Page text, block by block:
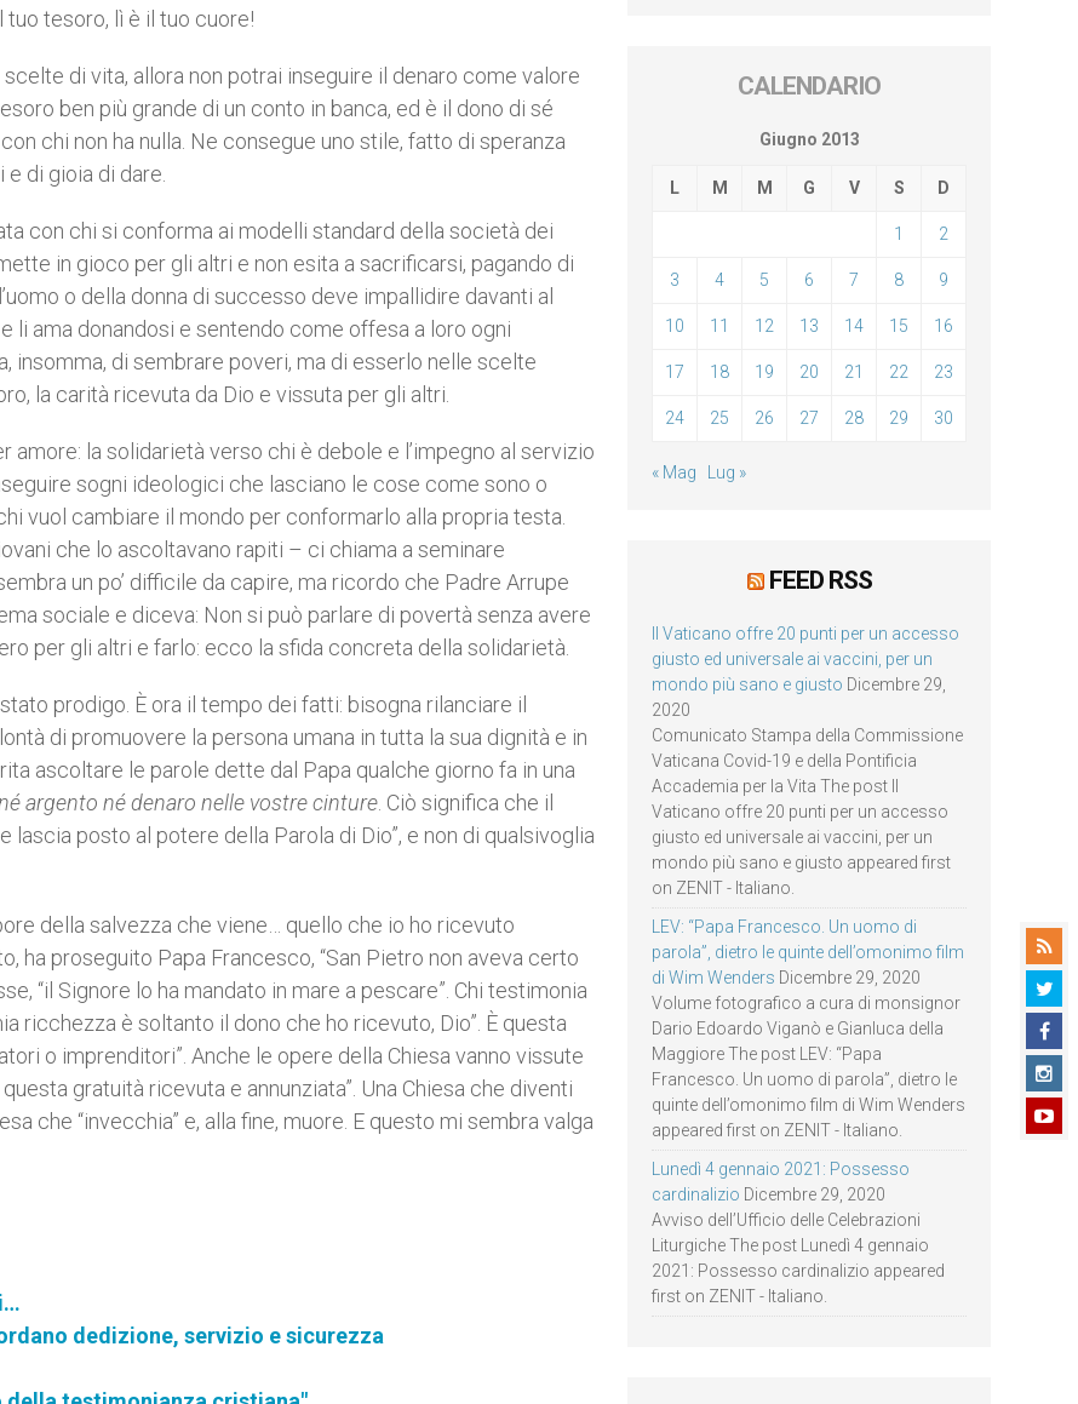
tuo tesoro, lì è il tuo cuore!
di vita, allora non potrai inseguire il denaro come valore
ben più grande di un conto in banca, ed è il dono di sé
chi non ha nulla. Ne consegue uno stile, fatto di speranza
di gioia di dare.
con chi si conforma ai modelli standard della società dei
in gioco per gli altri e non esita a sacrificarsi, pagando di
o della donna di successo deve impallidire davanti al
li ama donandosi e sentendo come offesa a loro ogni
insomma, di sembrare poveri, ma di esserlo nelle scelte
la carità ricevuta da Dio e vissuta per gli altri.
amore: la solidarietà verso chi è debole e l’impegno al servizio
sogni ideologici che lasciano le cose come sono o
vuol cambiare il mondo per conformarlo alla propria testa.
che lo ascoltavano rapiti – ci chiama a seminare
un po’ difficile da capire, ma ricordo che Padre Arrupe
sociale e diceva: Non si può parlare di povertà senza avere
per gli altri e farlo: ecco la sfida concreta della solidarietà.
prodigo. È ora il tempo dei fatti: bisogna rilanciare il
di promuovere la persona umana in tutta la sua dignità e in
ascoltare le parole dette dal Papa qualche giorno fa in una
argento né denaro nelle vostre cinture . Ciò significa che il
posto al potere della Parola di Dio”, e non di qualsivoglia
della salvezza che viene… quello che io ho ricevuto
ha proseguito Papa Francesco, “San Pietro non aveva certo
“il Signore lo ha mandato in mare a pescare”. Chi testimonia
ricchezza è soltanto il dono che ho ricevuto, Dio”. È questa
o imprenditori”. Anche le opere della Chiesa vanno vissute
gratuità ricevuta e annunziata”. Una Chiesa che diventi
che “invecchia” e, alla fine, muore. E questo mi sembra valga
dedizione, servizio e sicurezza
CALENDARIO
Giugno 2013
L M M G V S D
1 2
3 4 5 6 7 8 9
10 11 12 13 14 15 16
17 18 19 20 21 22 23
24 25 26 27 28 29 30
« Mag Lug »
FEED RSS
Il Vaticano offre 20 punti per un accesso
giusto ed universale ai vaccini, per un
mondo più sano e giusto Dicembre 29,
2020
Comunicato Stampa della Commissione
Vaticana Covid-19 e della Pontificia
Accademia per la Vita The post Il
Vaticano offre 20 punti per un accesso
giusto ed universale ai vaccini, per un
mondo più sano e giusto appeared first
on ZENIT - Italiano.
LEV: “Papa Francesco. Un uomo di
parola”, dietro le quinte dell’omonimo film
di Wim Wenders Dicembre 29, 2020
Volume fotografico a cura di monsignor
Dario Edoardo Viganò e Gianluca della
Maggiore The post LEV: “Papa
Francesco. Un uomo di parola”, dietro le
quinte dell’omonimo film di Wim Wenders
appeared first on ZENIT - Italiano.
Lunedì 4 gennaio 2021: Possesso
cardinalizio Dicembre 29, 2020
Avviso dell’Ufficio delle Celebrazioni
Liturgiche The post Lunedì 4 gennaio
2021: Possesso cardinalizio appeared
first on ZENIT - Italiano.